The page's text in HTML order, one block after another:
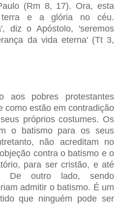
(Rm 8, 17). Ora, esta
e a glória no céu.
diz o Apóstolo, 'seremos
da vida eterna' (Tt 3,
aos pobres protestantes
como estão em contradição
próprios costumes. Os
o batismo para os seus
não acreditam no
contra o batismo e o
para ser cristão, e até
De outro lado, sendo
admitir o batismo. É um
que ninguém pode ser